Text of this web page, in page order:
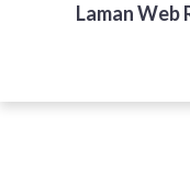
Laman Web